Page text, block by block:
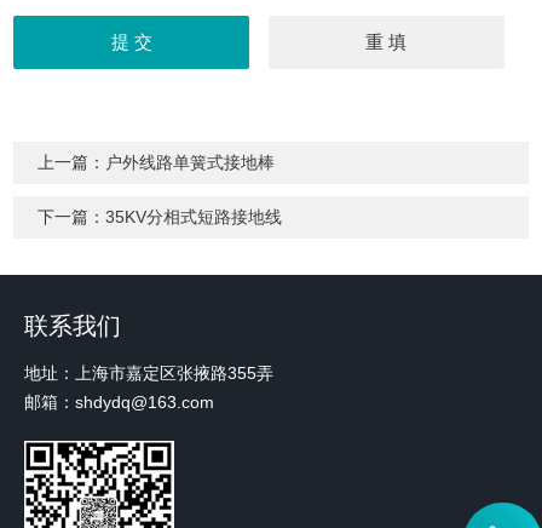
上一篇： 户外线路单簧式接地棒
下一篇：35KV分相式短路接地线
联系我们
地址：上海市嘉定区张掖路355弄
邮箱：shdydq@163.com